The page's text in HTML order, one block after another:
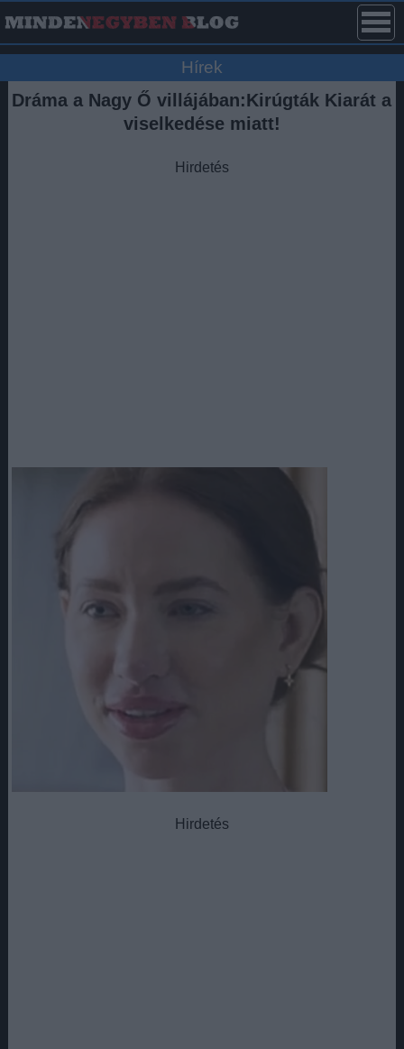
Hírek
Dráma a Nagy Ő villájában:Kirúgták Kiarát a
viselkedése miatt!
Hirdetés
Hirdetés